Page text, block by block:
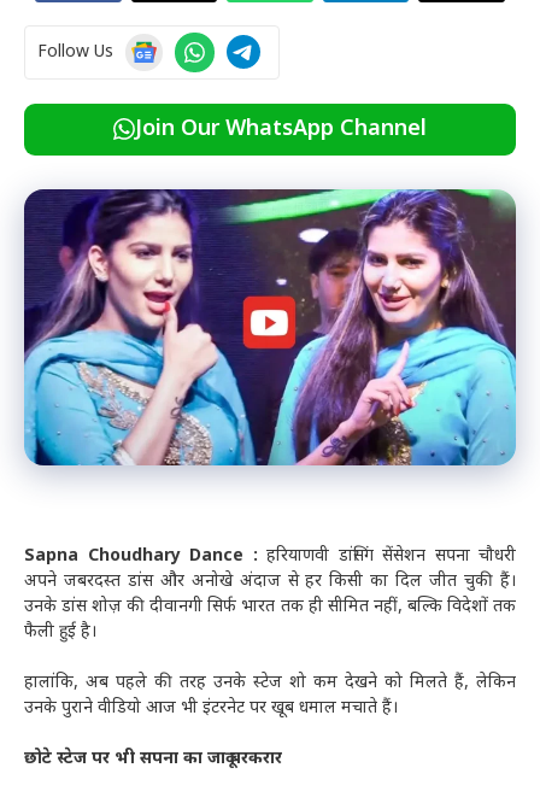
Follow Us
Join Our WhatsApp Channel
Sapna Choudhary Dance : हरियाणवी डांसिंग सेंसेशन सपना चौधरी
अपने जबरदस्त डांस और अनोखे अंदाज से हर किसी का दिल जीत चुकी हैं।
उनके डांस शोज़ की दीवानगी सिर्फ भारत तक ही सीमित नहीं, बल्कि विदेशों तक
फैली हुई है।
हालांकि, अब पहले की तरह उनके स्टेज शो कम देखने को मिलते हैं, लेकिन
उनके पुराने वीडियो आज भी इंटरनेट पर खूब धमाल मचाते हैं।
छोटे स्टेज पर भी सपना का जादू बरकरार